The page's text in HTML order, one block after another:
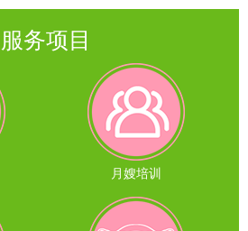
服务项目
月嫂培训